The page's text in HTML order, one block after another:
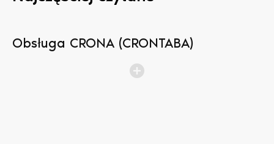
Obsługa CRONA (CRONTABA)